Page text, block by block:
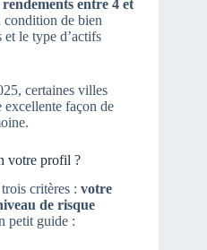
entre 4 et
condition de bien
le type d’actifs
certaines villes
excellente façon de
votre profil ?
critères : votre
de risque
petit guide :